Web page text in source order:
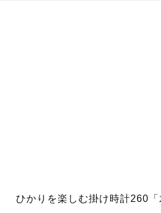
ひかりを楽しむ掛け時計260